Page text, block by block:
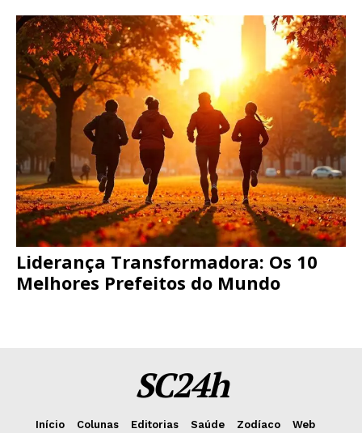
Liderança Transformadora: Os 10
Melhores Prefeitos do Mundo
SC24h
Início Colunas Editorias Saúde Zodíaco
Web